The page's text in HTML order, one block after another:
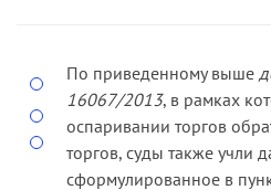
Проанализировав
кодекса Российской
антимонопольный орган
указанная статья не
государственного
Решением
об истце включены в
поставщиков.
По приведенному выше
16067/2013, в рамках
оспаривании торгов
торгов, суды также учли
сформулированное в